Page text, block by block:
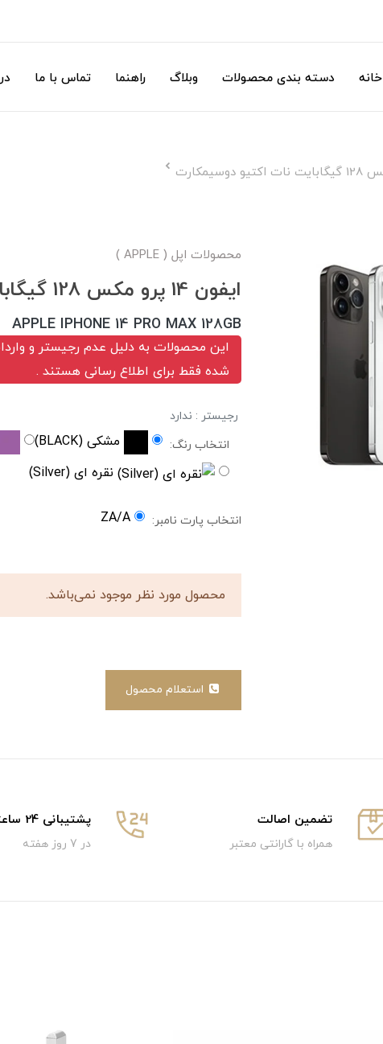
خانه دسته بندی محصولات وبلاگ راهنما تماس با ما
محصولات اپل ( APPLE )
ایفون 14 پرو مکس 128 گیگابایت نات اکتیو دوسیمکارت
APPLE IPHONE 14 PRO MAX 128GB
این محصولات به دلیل عدم رجیستر و
شده فقط برای اطلاع رسانی هستند .
رجیستر : ندارد
انتخاب رنگ:
مشکی (BLACK)
نقره ای (Silver)
انتخاب پارت نامبر: ZA/A
محصول مورد نظر موجود نمی‌باشد.
تضمین اصالت
همراه با گارانتی معتبر
پشتیبانی 24 ساعته
در 7 روز هفته